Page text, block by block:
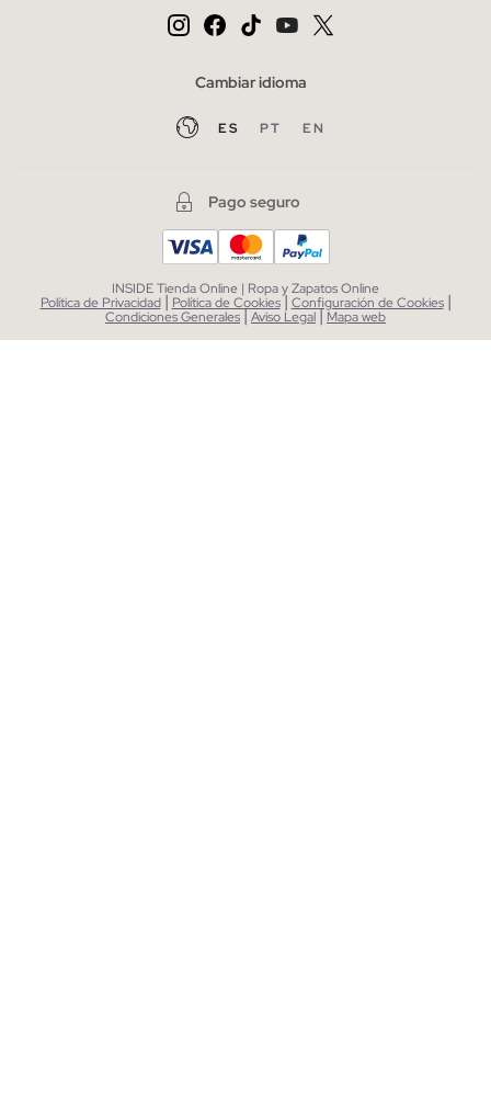
Cambiar idioma
ES PT EN
Pago seguro
INSIDE Tienda Online | Ropa y Zapatos Online
Política de Privacidad | Política de Cookies| Configuración de Cookies |
Condiciones Generales|Aviso Legal| Mapa web